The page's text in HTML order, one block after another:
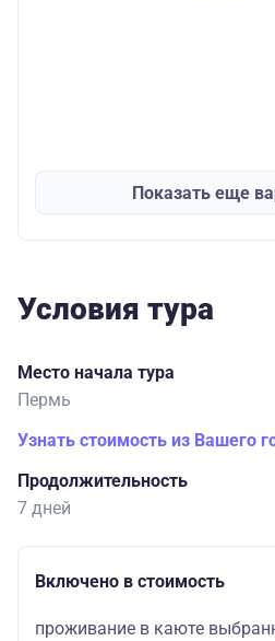
Показать еще
Условия тура
Место начала тура
Пермь
Узнать стоимость из Вашего
Продолжительность
7 дней
Включено в стоимость
проживание в каюте